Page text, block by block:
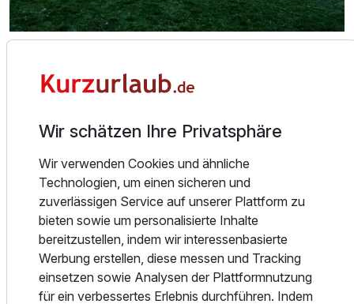
Für 4 Tage p.P. ab
Familienzimmer
2 Erwachsene und 2 Kinder
Das Pytloun Wellness-Hotel Hasištejn **** liegt in der
und seine Umgebung inmitten des Waldes sind ideal für
Sportler, da die Umgebung eine große Auswahl an Rad-,
Wander- und Langlaufstrecken bietet. Das Hotel bietet
auch Aktivitäten und Ausstattungen für Familien mit
Kindern an - ein Spielzimmer im Hotel, in der Nähe einen
Zoo-Parks in der Stadt Chomutov, das Schloss Hasištejn
und weitere interessante Orte.
Restaurant
Wir schätzen Ihre Privatsphäre
Wir verwenden Cookies und ähnliche
Technologien, um einen sicheren und
zuverlässigen Service auf unserer Plattform zu
bieten sowie um personalisierte Inhalte
bereitzustellen, indem wir interessenbasierte
Werbung erstellen, diese messen und Tracking
einsetzen sowie Analysen der Plattformnutzung
für ein verbessertes Erlebnis durchführen. Indem